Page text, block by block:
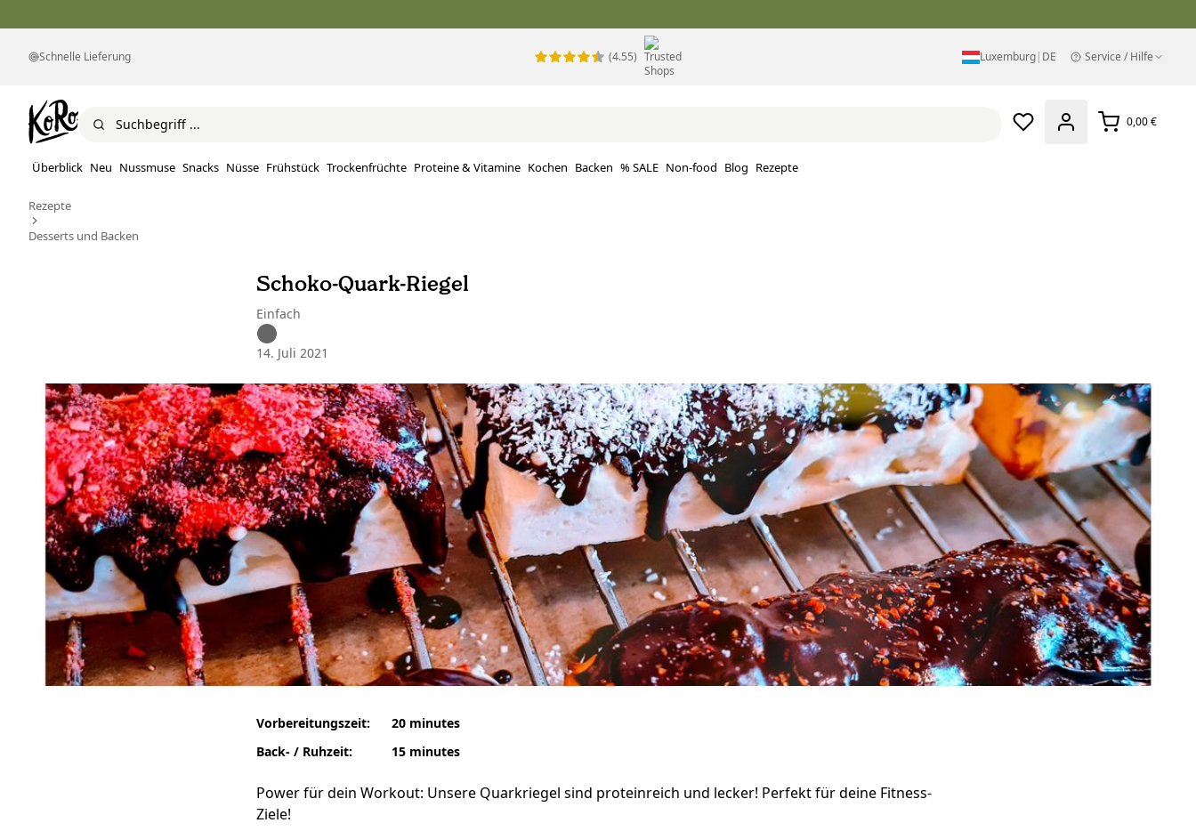
Schnelle Lieferung (4.55) Luxemburg| DE Service / Hilfe
0,00 €
Überblick Neu Nussmuse Snacks Nüsse Frühstück Trockenfrüchte Proteine ​​& Vitamine Kochen Backen % SALE Non-food Blog Rezepte
Rezepte
Desserts und Backen
Schoko-Quark-Riegel
Einfach
14. Juli 2021
Vorbereitungszeit:
Back- / Ruhzeit:
20 minutes
15 minutes
Power für dein Workout: Unsere Quarkriegel sind proteinreich und lecker! Perfekt für deine Fitness-
Ziele!